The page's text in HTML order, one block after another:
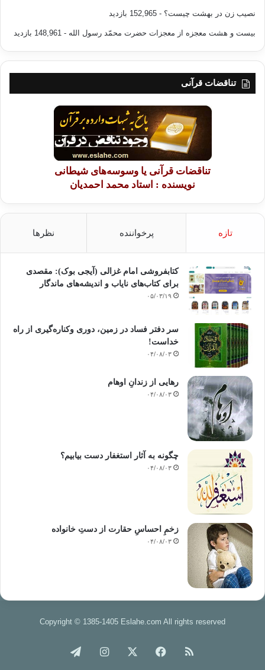
نصیب زن در بهشت چیست؟ - 152,965 بازدید
بیست و هشت معجزه از معجزات حضرت محمّد رسول الله - 148,961 بازدید
تناقضات قرآنی
تناقضات قرآنی یا وسوسه‌های شیطانی
نویسنده : استاد محمد احمدیان
تازه پرخواننده نظرها
کتابفروشی امام غزالی (آیجی بوک): مقصدی
برای کتاب‌های نایاب و اندیشه‌های ماندگار
۰۵/۰۳/۱۹
سر دفتر فساد در زمین‌، دوری وکناره‌گیری از راه
خداست‌!
۰۴/۰۸/۰۳
رهایی از زندانِ اوهام
۰۴/۰۸/۰۳
چگونه به آثار استغفار دست بیابیم؟
۰۴/۰۸/۰۳
زخمِ احساسِ حقارت از دستِ خانواده
۰۴/۰۸/۰۳
Copyright © 1385-1405 Eslahe.com All rights reserved
خوراک فیس اینستاگرام